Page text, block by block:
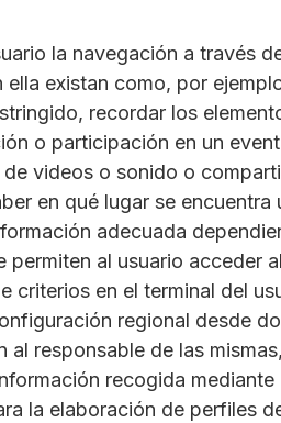
la navegación a través
existan como, por
recordar los
o participación en un
videos o sonido o
en qué lugar se
adecuada
permiten al usuario acceder
criterios en el terminal del
regional desde
al responsable de las
recogida
la elaboración de perfiles